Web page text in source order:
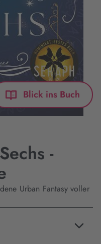
Blick ins Buch
-
Urban Fantasy voller